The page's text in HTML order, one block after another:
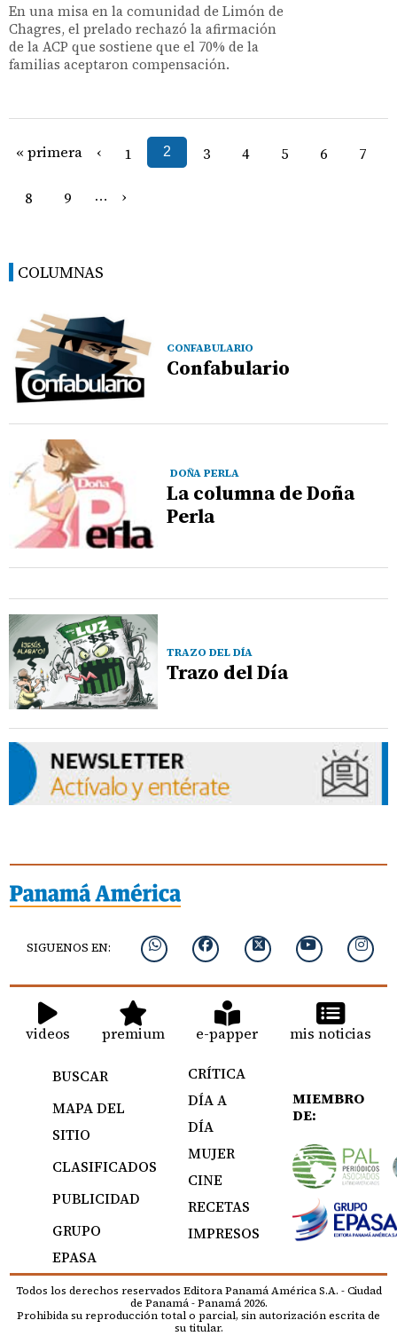
En una misa en la comunidad de Limón de
Chagres, el prelado rechazó la afirmación
de la ACP que sostiene que el 70% de la
familias aceptaron compensación.
« primera ‹ 1 2 3 4 5 6 7
8 9 … ›
COLUMNAS
CONFABULARIO
Confabulario
DOÑA PERLA
La columna de Doña
Perla
TRAZO DEL DÍA
Trazo del Día
SIGUENOS EN:
videos premium e-papper mis noticias
BUSCAR
MAPA DEL
SITIO
CLASIFICADOS
PUBLICIDAD
GRUPO
EPASA
CRÍTICA
DÍA A
DÍA
MUJER
CINE
RECETAS
IMPRESOS
MIEMBRO
DE:
Todos los derechos reservados Editora Panamá América S.A. - Ciudad
de Panamá - Panamá 2026.
Prohibida su reproducción total o parcial, sin autorización escrita de
su titular.